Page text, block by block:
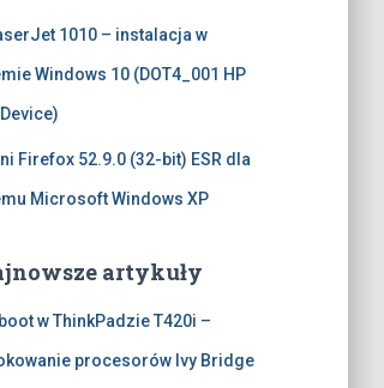
1010 – instalacja w
Windows 10 (DOT4_001 HP
Firefox 52.9.0 (32-bit) ESR dla
Microsoft Windows XP
artykuły
w ThinkPadzie T420i –
procesorów Ivy Bridge